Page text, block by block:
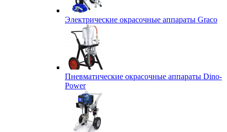
Электрические окрасочные аппараты Graco
Пневматические окрасочные аппараты Dino-
Power